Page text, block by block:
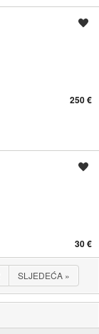
250 €
30 €
SLJEDEĆA »